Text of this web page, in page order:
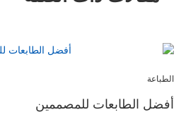
الطباعة
أفضل الطابعات للمصممين